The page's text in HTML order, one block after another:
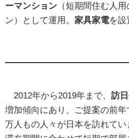
ーマンション （短期間住む人
ン）として運用。 家具家電を設
2012年から2019年まで、 訪
増加傾向にあり、ご提案の前
万人もの人々が日本を訪れて